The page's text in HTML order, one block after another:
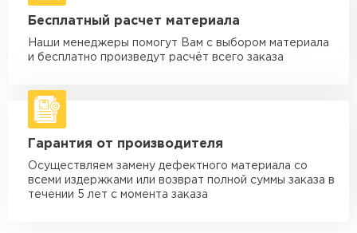
Машина - 10 тн до 50 м3
макс. длина груза 8 м
Машина - 20 тн до 80 м3
от 5 500 ₽
Манипулятор до 5 тн
макс. длина груза 5 м
Манипулятор до 10 тн
макс. длина груза 10 м
Манипулятор до 15 тн
Бесплатный расчет материала
Наши менеджеры помогут Вам с выбором материала
и бесплатно произведут расчёт всего заказа
Гарантия от производителя
Осуществляем замену дефектного материала со
всеми издержками или возврат полной суммы заказа в
течении 5 лет с момента заказа